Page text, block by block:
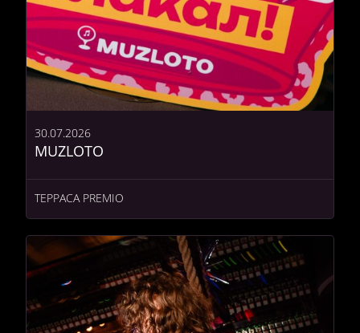
MUZLOTO
30.07.2026
ТЕРРАСА PREMIO